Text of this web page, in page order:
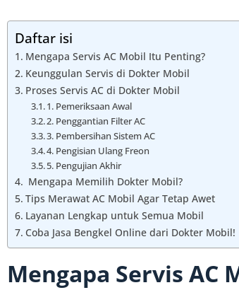
Daftar isi
Mengapa Servis AC Mobil Itu Penting?
Keunggulan Servis di Dokter Mobil
Proses Servis AC di Dokter Mobil
1. Pemeriksaan Awal
2. Penggantian Filter AC
3. Pembersihan Sistem AC
4. Pengisian Ulang Freon
5. Pengujian Akhir
Mengapa Memilih Dokter Mobil?
Tips Merawat AC Mobil Agar Tetap Awet
Layanan Lengkap untuk Semua Mobil
Coba Jasa Bengkel Online dari Dokter Mobil!
Mengapa Servis AC